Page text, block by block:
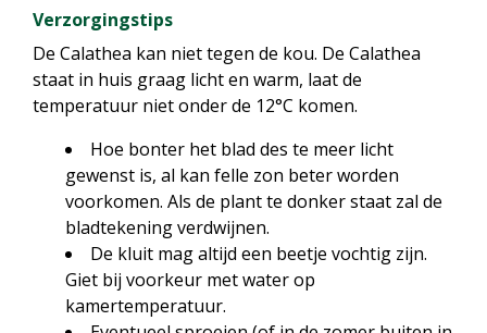
Verzorgingstips
De Calathea kan niet tegen de kou. De Calathea
staat in huis graag licht en warm, laat de
temperatuur niet onder de 12°C komen.
Hoe bonter het blad des te meer licht
gewenst is, al kan felle zon beter worden
voorkomen. Als de plant te donker staat zal de
bladtekening verdwijnen.
De kluit mag altijd een beetje vochtig zijn.
Giet bij voorkeur met water op
kamertemperatuur.